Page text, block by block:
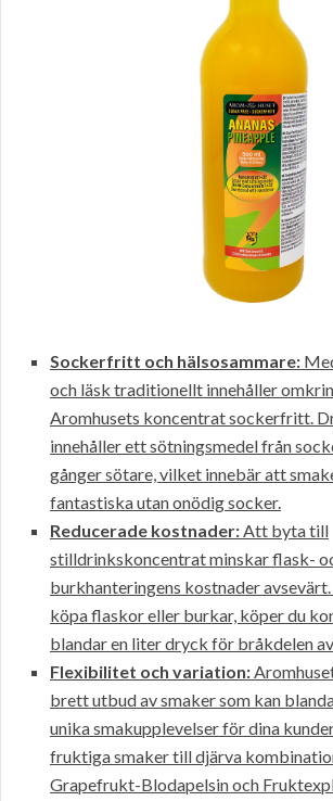
Sockerfritt och hälsosammare:
och läsk traditionellt innehåller
Aromhusets koncentrat sockerfritt.
innehåller ett sötningsmedel från
gånger sötare, vilket innebär att
fantastiska utan onödig socker.
Reducerade kostnader:Att byta till
stilldrinkskoncentrat minskar flask-
burkhanteringens kostnader
köpa flaskor eller burkar, köper du
blandar en liter dryck för bråkdelen
Flexibilitet och variation:
brett utbud av smaker som kan
unika smakupplevelser för dina
fruktiga smaker till djärva
Grapefrukt-Blodapelsin och